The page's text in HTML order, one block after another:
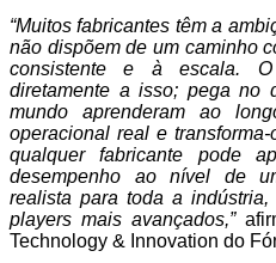
“Muitos fabricantes têm a
não dispõem de um caminho
consistente e à escala. O
diretamente a isso; pega no
mundo aprenderam ao
operacional real e
qualquer fabricante pode
desempenho ao nível de
realista para toda a
players mais avançados,”
Technology & Innovation do